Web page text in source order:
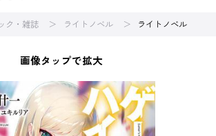
ク・雑誌 ライトノベル ライトノベル
画像タップで拡大